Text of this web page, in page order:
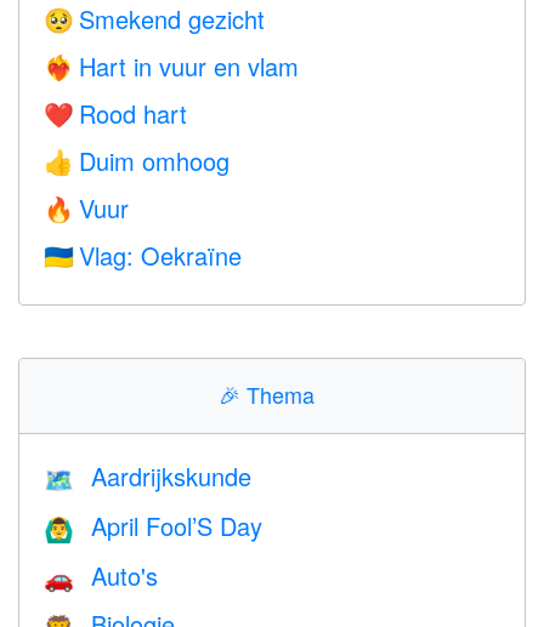
🥺 Smekend gezicht
❤️‍🔥 Hart in vuur en vlam
❤️ Rood hart
👍 Duim omhoog
🔥 Vuur
🇺🇦 Vlag: Oekraïne
🎉 Thema
🗺 Aardrijkskunde
🙆‍♂️ April Fool’S Day
🚗 Auto's